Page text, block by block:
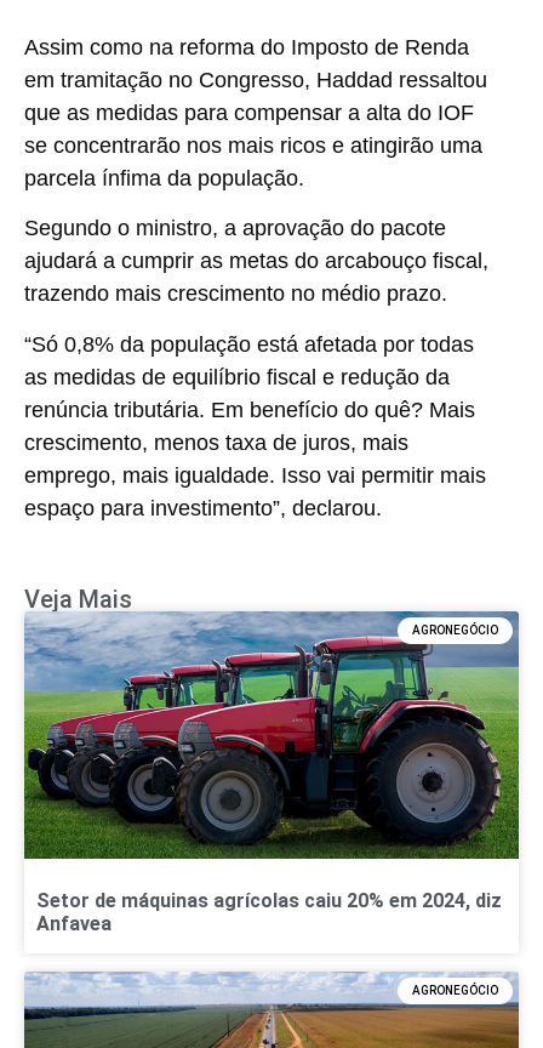
Assim como na reforma do Imposto de Renda
em tramitação no Congresso, Haddad ressaltou
que as medidas para compensar a alta do IOF
se concentrarão nos mais ricos e atingirão uma
parcela ínfima da população.
Segundo o ministro, a aprovação do pacote
ajudará a cumprir as metas do arcabouço fiscal,
trazendo mais crescimento no médio prazo.
“Só 0,8% da população está afetada por todas
as medidas de equilíbrio fiscal e redução da
renúncia tributária. Em benefício do quê? Mais
crescimento, menos taxa de juros, mais
emprego, mais igualdade. Isso vai permitir mais
espaço para investimento”, declarou.
Veja Mais
AGRONEGÓCIO
Setor de máquinas agrícolas caiu 20% em 2024, diz
Anfavea
AGRONEGÓCIO